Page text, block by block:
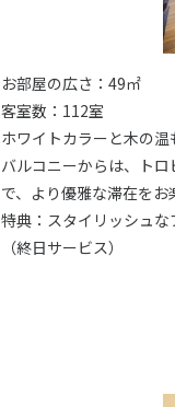
お部屋の広さ：49㎡
客室数：112室
ホワイトカラーと木の
バルコニーからは、ト
で、より優雅な滞在をお
特典：スタイリッシュ
（終日サービス）